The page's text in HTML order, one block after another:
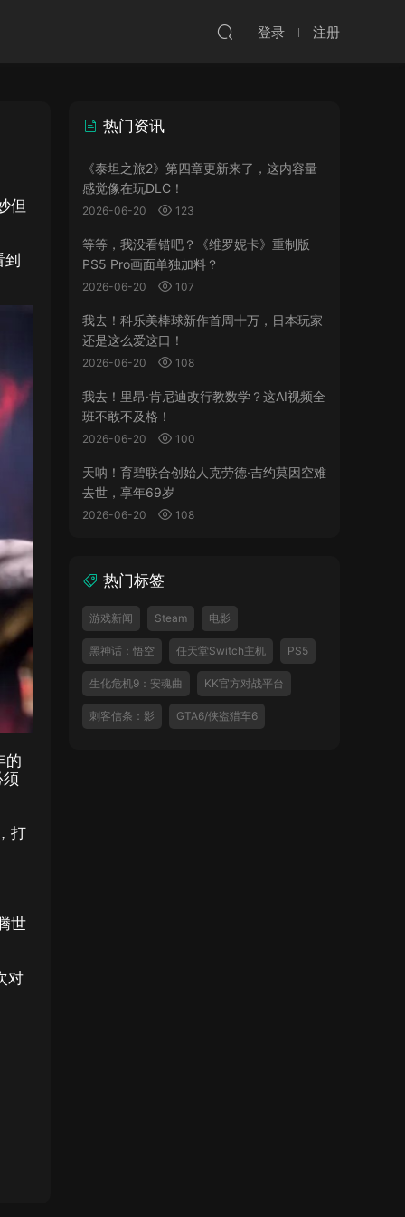
登录 注册
但
的
打
世
对
热门资讯
《泰坦之旅2》第四章更新来了，这内容量
感觉像在玩DLC！
2026-06-20 123
等等，我没看错吧？《维罗妮卡》重制版
PS5 Pro画面单独加料？
2026-06-20 107
我去！科乐美棒球新作首周十万，日本玩家
还是这么爱这口！
2026-06-20 108
我去！里昂·肯尼迪改行教数学？这AI视频全
班不敢不及格！
2026-06-20 100
天呐！育碧联合创始人克劳德·吉约莫因空难
去世，享年69岁
2026-06-20 108
热门标签
游戏新闻 Steam 电影
黑神话：悟空 任天堂Switch主机 PS5
生化危机9：安魂曲 KK官方对战平台
刺客信条：影 GTA6/侠盗猎车6